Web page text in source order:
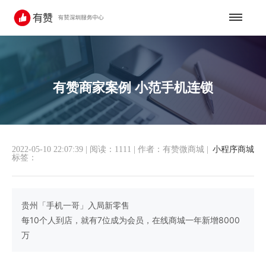
有赞商家案例 小范手机连锁
小程序商城
2022-05-10 22:07:39 阅读：1111 作者：有赞微商城
标签：
贵州「手机一哥」入局新零售
每10个人到店，就有7位成为会员，在线商城一年新增8000
万